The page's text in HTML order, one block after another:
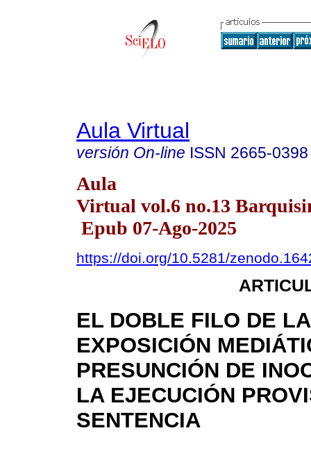
Aula Virtual
versión On-line ISSN 2665-0398
Aula
Virtual vol.6 no.13
Epub 07-Ago-2025
https://doi.org/10.5281/
EL DOBLE FILO DE LA
EXPOSICIÓN
PRESUNCIÓN DE
LA EJECUCIÓN
SENTENCIA